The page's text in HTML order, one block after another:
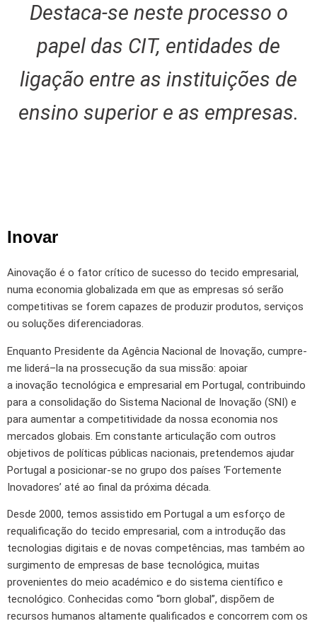
Destaca-se neste processo o
papel das CIT, entidades de
ligação entre as instituições de
ensino superior e as empresas.
Inovar
Ainovação é o fator crítico de sucesso do tecido empresarial,
numa economia globalizada em que as empresas só serão
competitivas se forem capazes de produzir produtos, serviços
ou soluções diferenciadoras.
Enquanto Presidente da Agência Nacional de Inovação, cumpre-
me liderá–la na prossecução da sua missão: apoiar
a inovação tecnológica e empresarial em Portugal, contribuindo
para a consolidação do Sistema Nacional de Inovação (SNI) e
para aumentar a competitividade da nossa economia nos
mercados globais. Em constante articulação com outros
objetivos de políticas públicas nacionais, pretendemos ajudar
Portugal a posicionar-se no grupo dos países ‘Fortemente
Inovadores’ até ao final da próxima década.
Desde 2000, temos assistido em Portugal a um esforço de
requalificação do tecido empresarial, com a introdução das
tecnologias digitais e de novas competências, mas também ao
surgimento de empresas de base tecnológica, muitas
provenientes do meio académico e do sistema científico e
tecnológico. Conhecidas como “born global”, dispõem de
recursos humanos altamente qualificados e concorrem com os